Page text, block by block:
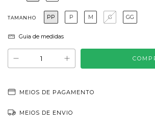
TAMANHO PP P M G GG
Guia de medidas
MEIOS DE PAGAMENTO
MEIOS DE ENVIO